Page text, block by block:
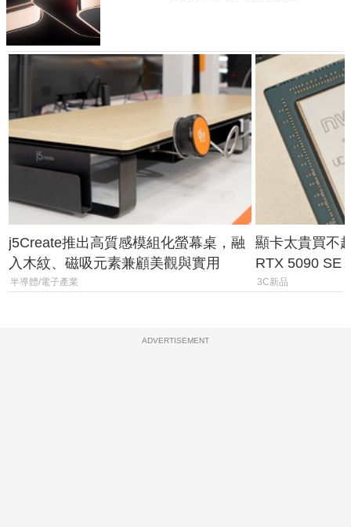
j5Create推出高質感模組化螢幕桌，融
入木紋、磁吸元素兼顧美觀與實用
半導體/電子產業
顯卡太貴買不
RTX 5090 SE
體
3C新品
ADVERTISEMENT